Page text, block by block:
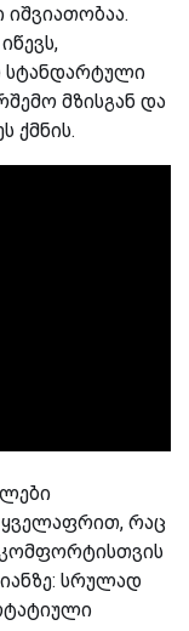
სტანდარტული
მზისგან და
ქმნის.
ყველაფრით, რაც
კომფორტისთვის
სრულად